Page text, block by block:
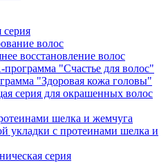
волос
восстановление волос
"Счастье для волос"
"Здоровая кожа головы"
серия для окрашенных волос
шелка и жемчуга
укладки с протеинами шелка и
серия